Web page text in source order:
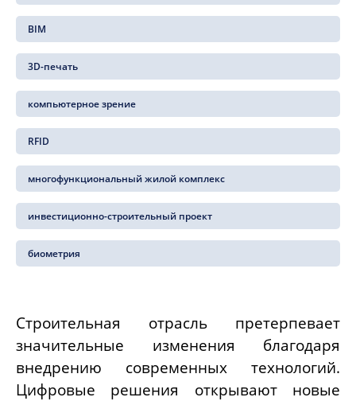
BIM
3D-печать
компьютерное зрение
RFID
многофункциональный жилой комплекс
инвестиционно-строительный проект
биометрия
Строительная отрасль претерпевает
значительные изменения благодаря
внедрению современных технологий.
Цифровые решения открывают новые